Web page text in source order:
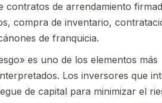
contratos de arrendamiento
compra de inventario,
de franquicia.
es uno de los elementos más
Los inversores que
de capital para minimizar el